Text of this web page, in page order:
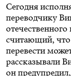
Сегодня
переводчику
считающий, что
перевести
рассказывали
он